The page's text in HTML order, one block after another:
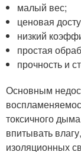
малый вес;
ценовая
низкий
простая
прочность и
Основным
токсичного
впитывать
изоляционных